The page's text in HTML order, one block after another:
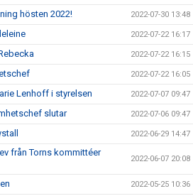
hösten 2022! 2022-07-30 13:48
2022-07-22 16:17
2022-07-22 16:15
2022-07-22 16:05
Lenhoff i styrelsen 2022-07-07 09:47
slutar 2022-07-06 09:47
2022-06-29 14:47
från Torns kommittéer
2022-06-07 20:08
2022-05-25 10:36